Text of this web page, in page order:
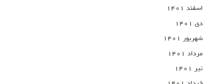
اسفند ۱۴۰۱
دی ۱۴۰۱
شهریور ۱۴۰۱
مرداد ۱۴۰۱
تیر ۱۴۰۱